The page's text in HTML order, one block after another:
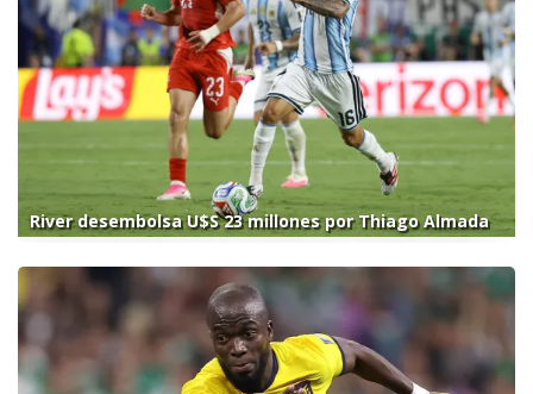
River desembolsa U$S 23 millones por Thiago Almada